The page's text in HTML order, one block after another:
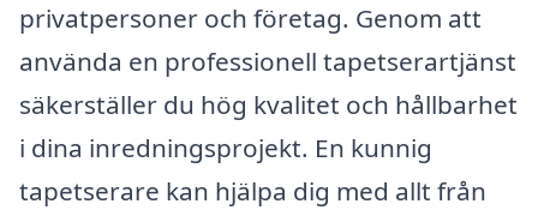
privatpersoner och företag. Genom att
använda en professionell tapetserartjänst
säkerställer du hög kvalitet och hållbarhet
i dina inredningsprojekt. En kunnig
tapetserare kan hjälpa dig med allt från